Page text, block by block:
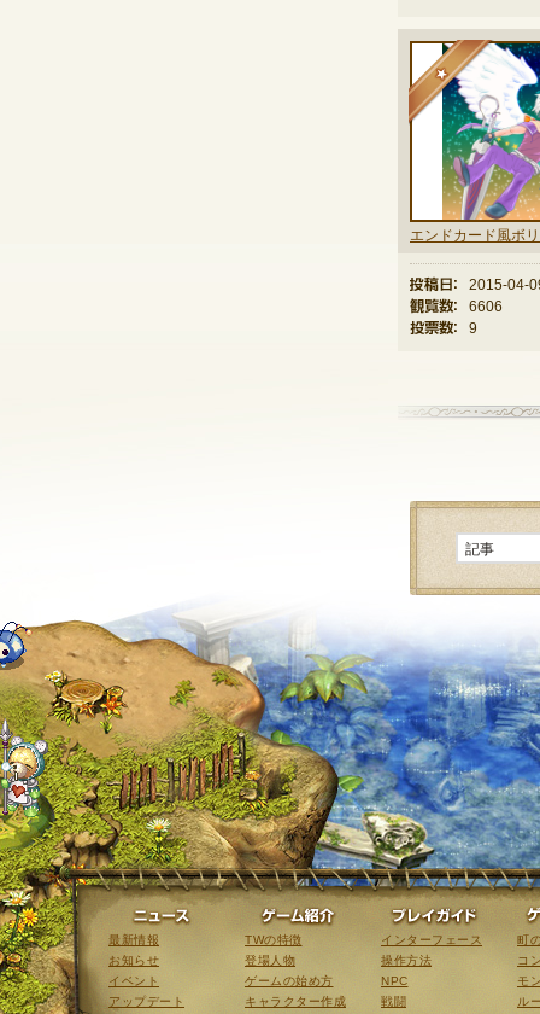
エンドカード風ボ
★
投稿日：
2015-04-
観覧数：
6606
投票数：
9
ニュース
最新情報
お知らせ
イベント
アップデート
ゲーム紹介
TWの特徴
登場人物
ゲームの始め方
キャラクター作成
インターフェース
操作方法
NPC
戦闘
町
コ
モ
ル